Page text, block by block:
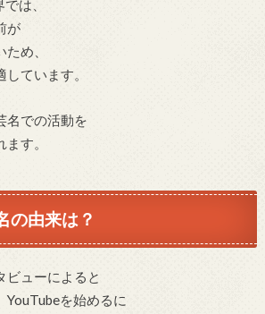
は、
が
め、
ています。
名での活動を
す。
の由来は？
ビューによると
YouTubeを始めるに